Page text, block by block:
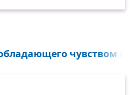
чувством